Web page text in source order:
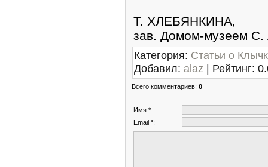
Т. ХЛЕБЯНКИНА,
зав. Домом-музеем С.
Категория: Статьи о
Добавил: alaz | Рейтинг:
Всего комментариев: 0
Имя *:
Email *: